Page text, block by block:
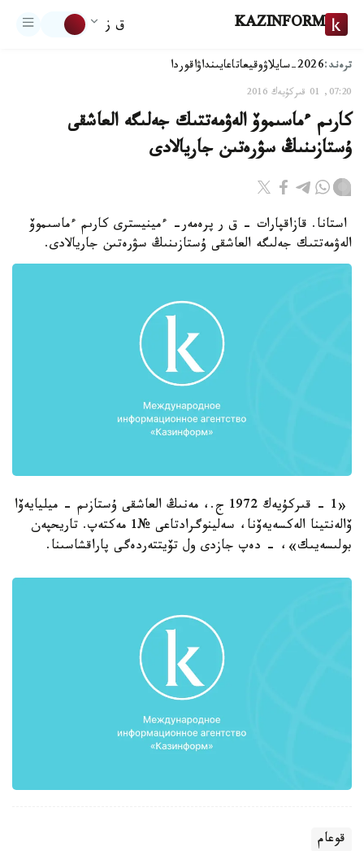
KAZINFORM ق ز
ترەند:2026-سايلاۋ وقيعاتاعايىنداۋاقوردا
07:20, 01 قىركۇيەك 2016
كارىم ءماسىموۆ الەۋمەتتىك جەلىگە العاشقى
ۇستازىنىڭ سۋرەتىن جاريالادى
استانا. قازاقپارات - ق ر پرەمەر- ءمينيسترى كارىم ءماسىموۆ
الەۋمەتتىك جەلىگە العاشقى ۇستازىنىڭ سۋرەتىن جاريالادى.
«1 - قىركۇيەك 1972 ج.، مەنىڭ العاشقى ۇستازىم - ميليايەۆا
ۆالەنتينا الەكسەيەۆنا، سەلينوگرادتاعى №1 مەكتەپ. تاريحپەن
بولىسەيىك»، - دەپ جازدى ول تۆيتتەردەگى پاراقشاسىنا.
قوعام